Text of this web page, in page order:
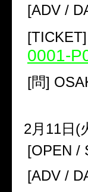
[ADV /
0001-
[問]
2月11日(
[OPEN /
[ADV /